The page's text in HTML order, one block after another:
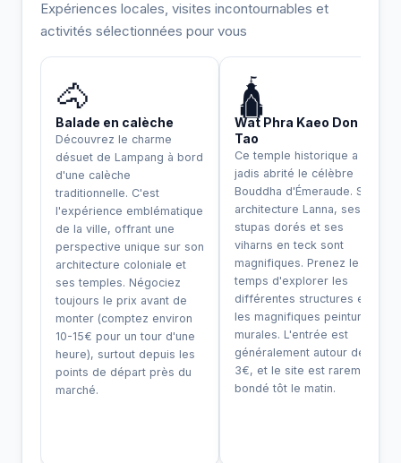
Expériences locales, visites incontournables et
activités sélectionnées pour vous
🐴
Balade en calèche
Découvrez le charme
désuet de Lampang à bord
d'une calèche
traditionnelle. C'est
l'expérience emblématique
de la ville, offrant une
perspective unique sur son
architecture coloniale et
ses temples. Négociez
toujours le prix avant de
monter (comptez environ
10-15€ pour un tour d'une
heure), surtout depuis les
points de départ près du
marché.
🛕
Wat Phra Kaeo Don
Tao
Ce temple historique a
jadis abrité le célèbre
Bouddha d'Émeraude. Son
architecture Lanna, ses
stupas dorés et ses
viharns en teck sont
magnifiques. Prenez le
temps d'explorer les
différentes structures et
les magnifiques peintures
murales. L'entrée est
généralement autour de 2-
3€, et le site est rarement
bondé tôt le matin.